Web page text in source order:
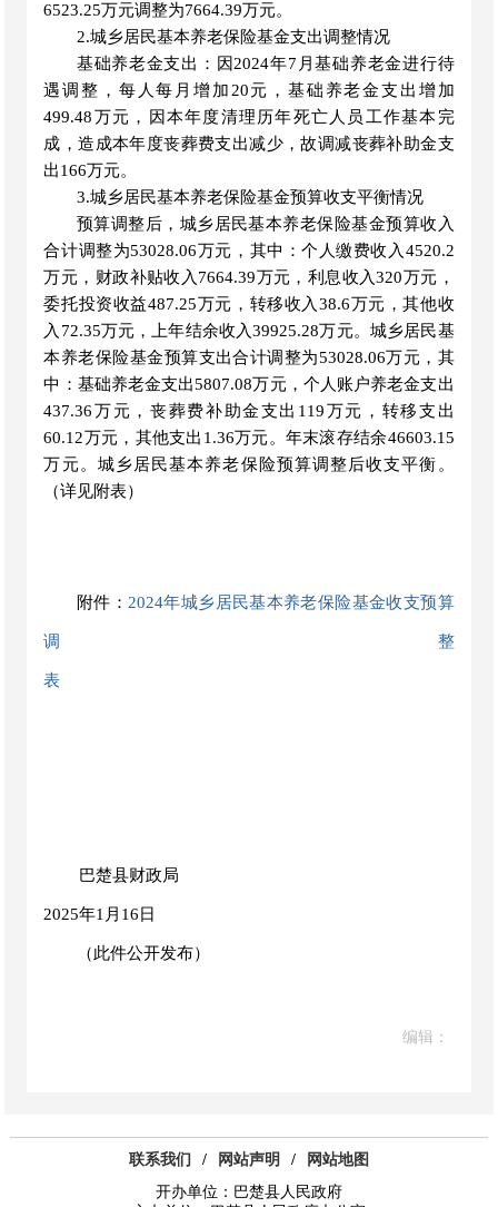
6523.25万元调整为7664.39万元。
2.城乡居民基本养老保险基金支出调整情况
基础养老金支出 ： 因 2024年7月基础养老金进行待
遇调整，每人每月增加20元 ，基础养老金支出增加
499.48万元， 因 本年度清理历年死亡人员工作基本完
成，造成本年度丧葬费支出减少 ，故调减丧葬补助金支
出166万元。
3.城乡居民基本养老保险基金预算收支平衡情况
预算调整后，城乡居民基本养老保险基金预算收入
合计调整为53028.06万元，其中：个人缴费收入 4520.2
万元， 财政补贴收入 7664.39万元， 利息收入320万元，
委托投资收益487.25万元，转移收入38.6万元，其他收
入72.35万元，
上年结余收入39925.28万元。城乡居民基
本养老保险基金预算支出合计调整为53028.06万元，其
中： 基础养老金支出5807.08万元， 个人账户养老金支出
437.36万元，丧葬费补助金支出 119万元 ，转移支出
60.12万元，其他支出1.36万元。年末滚存结余46603.15
万元。 城乡居民基本养老保险预算调整后收支平衡。
（详见附表）
附件： 2024年城乡居民基本养老保险基金收支预算
调整
表
巴楚县财政局
2025年1月16日
（此件公开发布）
编辑：
联系我们 / 网站声明 /
网站地图
开办单位：巴楚县人民政府